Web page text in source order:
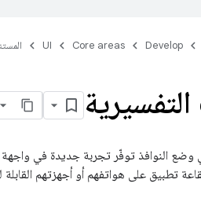
Develop
Core areas
UI
وضع النوافذ توفّر تجربة جديدة في واجهة
تطبيق على هواتفهم أو أجهزتهم